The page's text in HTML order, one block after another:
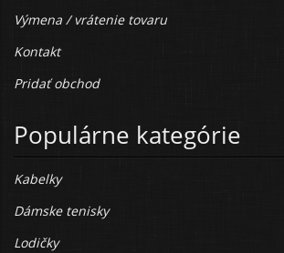
Výmena / vrátenie tovaru
Kontakt
Pridať obchod
Populárne kategórie
Kabelky
Dámske tenisky
Lodičky